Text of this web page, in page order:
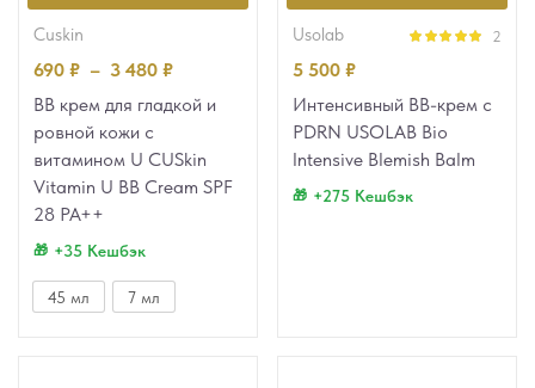
cuskin
690 ₽ – 3 480 ₽
ВВ крем для гладкой и
ровной кожи с
витамином U CUSkin
Vitamin U BB Cream SPF
28 PA++
+35 Кешбэк
45 мл 7 мл
usolab 2
5 500 ₽
Интенсивный BB-крем с
PDRN USOLAB Bio
Intensive Blemish Balm
+275 Кешбэк